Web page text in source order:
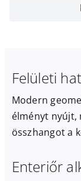
Felületi
Modern
élményt nyújt,
összhangot a
Enteriőr